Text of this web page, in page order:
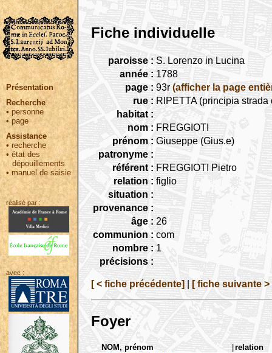
Présentation
Recherche
• personne
•page
Assistance
• recherche
•état des
dépouillements
•manuel de saisie
réalisé par :
avec :
Fiche individuelle
paroisse : S. Lorenzo in Lucina
année : 1788
page : 93r (afficher la page
rue : RIPETTA (principia
habitat :
nom : FREGGIOTI
prénom : Giuseppe (Gius.e)
patronyme :
référent : FREGGIOTI Pietro
relation : figlio
situation :
provenance :
âge : 26
communion : com
nombre : 1
précisions :
[ < fiche précédente] [ fiche suivante >
Foyer
NOM, prénom |relation